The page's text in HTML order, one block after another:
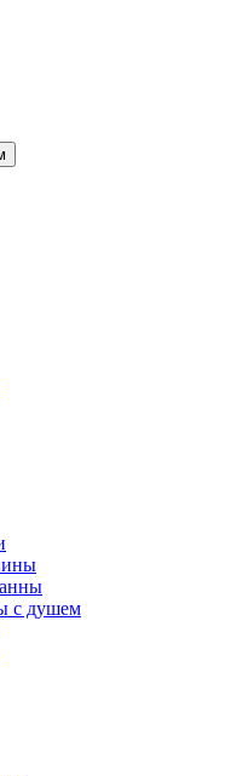
с душем